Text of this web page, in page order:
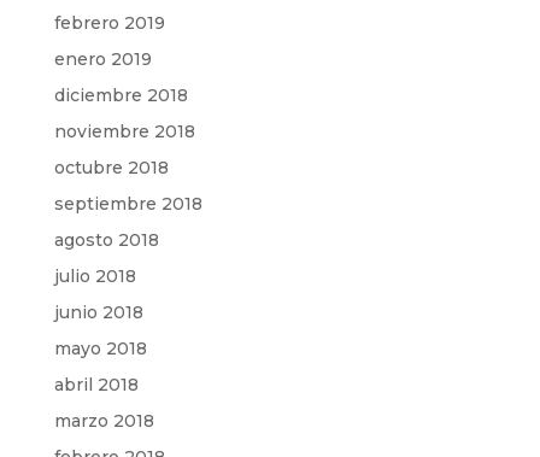
febrero 2019
enero 2019
diciembre 2018
noviembre 2018
octubre 2018
septiembre 2018
agosto 2018
julio 2018
junio 2018
mayo 2018
abril 2018
marzo 2018